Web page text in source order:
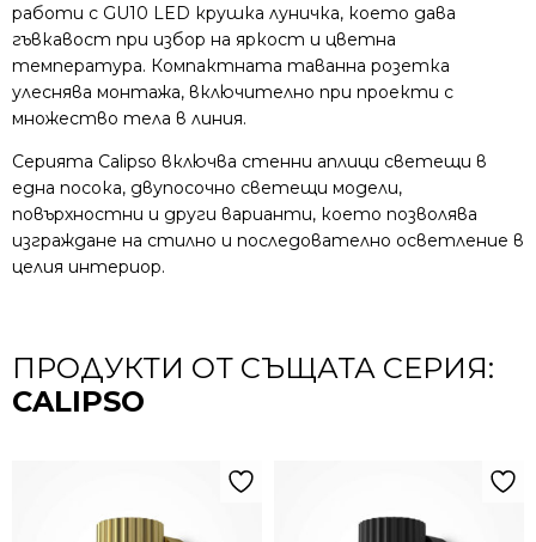
работи с GU10 LED крушка луничка, което дава
гъвкавост при избор на яркост и цветна
температура. Компактната таванна розетка
улеснява монтажa, включително при проекти с
множество тела в линия.
Серията Calipso включва стенни аплици светещи в
една посока, двупосочно светещи модели,
повърхностни и други варианти, което позволява
изграждане на стилно и последователно осветление в
целия интериор.
ПРОДУКТИ ОТ СЪЩАТА СЕРИЯ:
CALIPSO